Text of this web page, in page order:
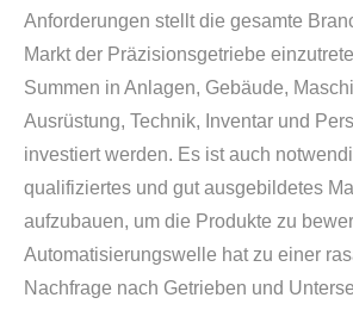
Anforderungen stellt die gesamte
Markt der Präzisionsgetriebe
Summen in Anlagen, Gebäude,
Ausrüstung, Technik, Inventar und
investiert werden. Es ist auch
qualifiziertes und gut ausgebildetes
aufzubauen, um die Produkte zu
Automatisierungswelle hat zu einer
Nachfrage nach Getrieben und